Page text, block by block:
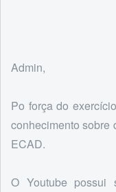
Admin,
Po força do
conhecimento sobre
ECAD.
O Youtube possui